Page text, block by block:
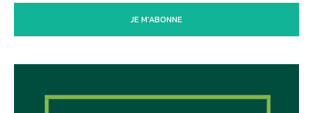
JE M'ABONNE